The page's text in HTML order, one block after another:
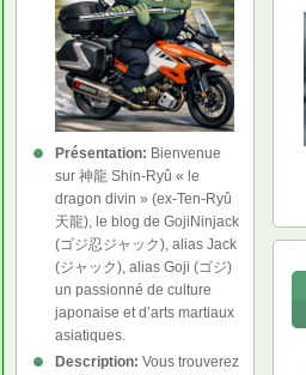
Présentation: Bienvenue
sur 神龍 Shin-Ryû « le
dragon divin » (ex-Ten-Ryû
天龍), le blog de GojiNinjack
(ゴジ忍ジャック), alias Jack
(ジャック), alias Goji (ゴジ)
un passionné de culture
japonaise et d’arts martiaux
asiatiques.
Description: Vous trouverez